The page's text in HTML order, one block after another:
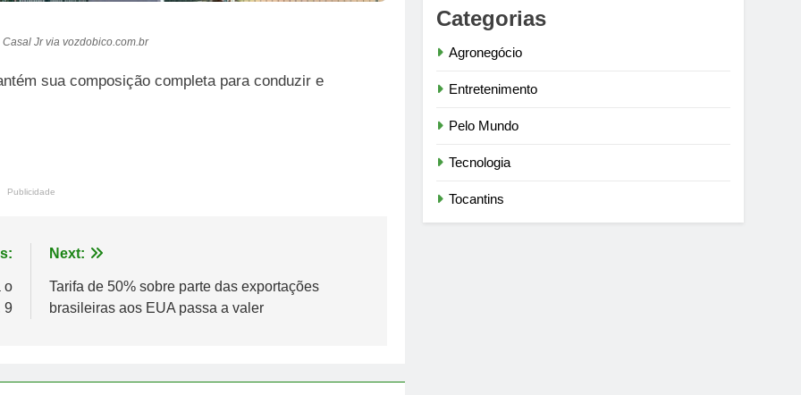
Jr via vozdobico.com.br
sua composição completa para conduzir e
Publicidade
o
9
Next:
Tarifa de 50% sobre parte das exportações
brasileiras aos EUA passa a valer
Categorias
Agronegócio
Entretenimento
Pelo Mundo
Tecnologia
Tocantins